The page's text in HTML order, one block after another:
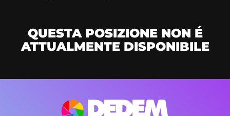
QUESTA POSIZIONE NON É
ATTUALMENTE DISPONIBILE